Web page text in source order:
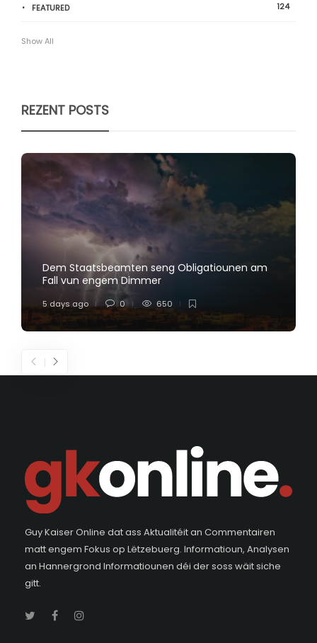
FEATURED 124
Show All
REZENT POSTS
Dem Staatsbeamten seng Obligatiounen am
Fall vun engem Dimmer
5 days ago 0 650
Guy Kaiser Online dat ass Aktualitéit an Commentairen
matt engem Fokus op Lëtzebuerg. Informatioun, Analysen
an Hannergrond Informatiounen déi der soss wäit siche
gitt.